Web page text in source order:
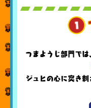
つまようじ部門では、
ジュヒの心に突き